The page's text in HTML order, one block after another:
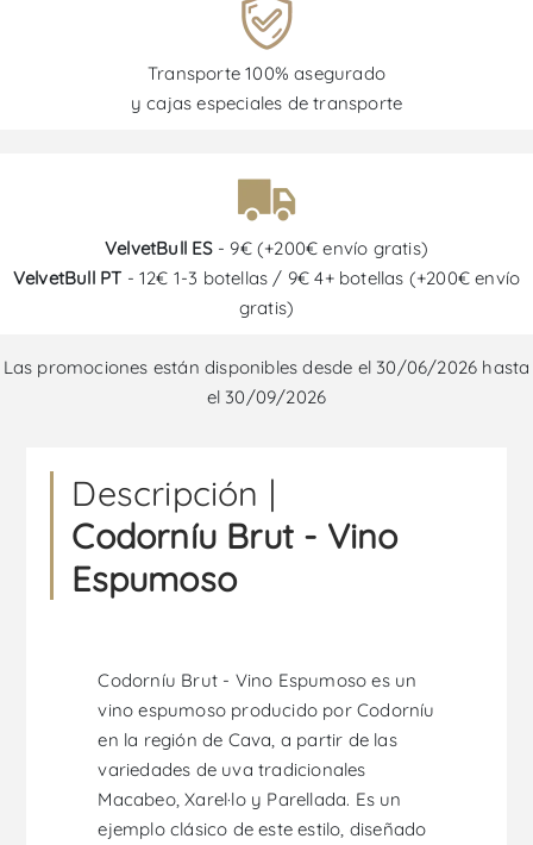
Transporte 100% asegurado
y cajas especiales de transporte
VelvetBull ES- 9€ (+200€ envío gratis)
VelvetBull PT - 12€ 1-3 botellas / 9€ 4+ botellas (+200€ envío
gratis)
Las promociones están disponibles desde el 30/06/2026 hasta
el 30/09/2026
Descripción |
Codorníu Brut - Vino
Espumoso
Codorníu Brut - Vino Espumoso es un
vino espumoso producido por Codorníu
en la región de Cava, a partir de las
variedades de uva tradicionales
Macabeo, Xarel·lo y Parellada. Es un
ejemplo clásico de este estilo, diseñado